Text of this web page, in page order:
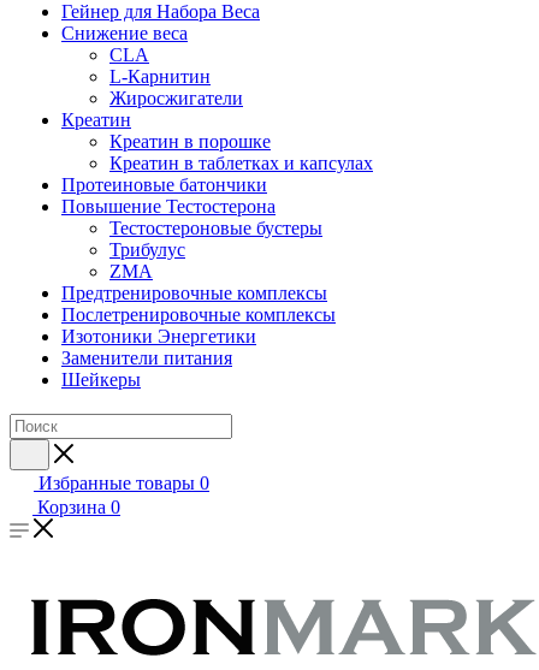
Гейнер для Набора Веса
Снижение веса
CLA
L-Карнитин
Жиросжигатели
Креатин
Креатин в порошке
Креатин в таблетках и капсулах
Протеиновые батончики
Повышение Тестостерона
Тестостероновые бустеры
Трибулус
ZMA
Предтренировочные комплексы
Послетренировочные комплексы
Изотоники Энергетики
Заменители питания
Шейкеры
Избранные товары 0
Корзина 0